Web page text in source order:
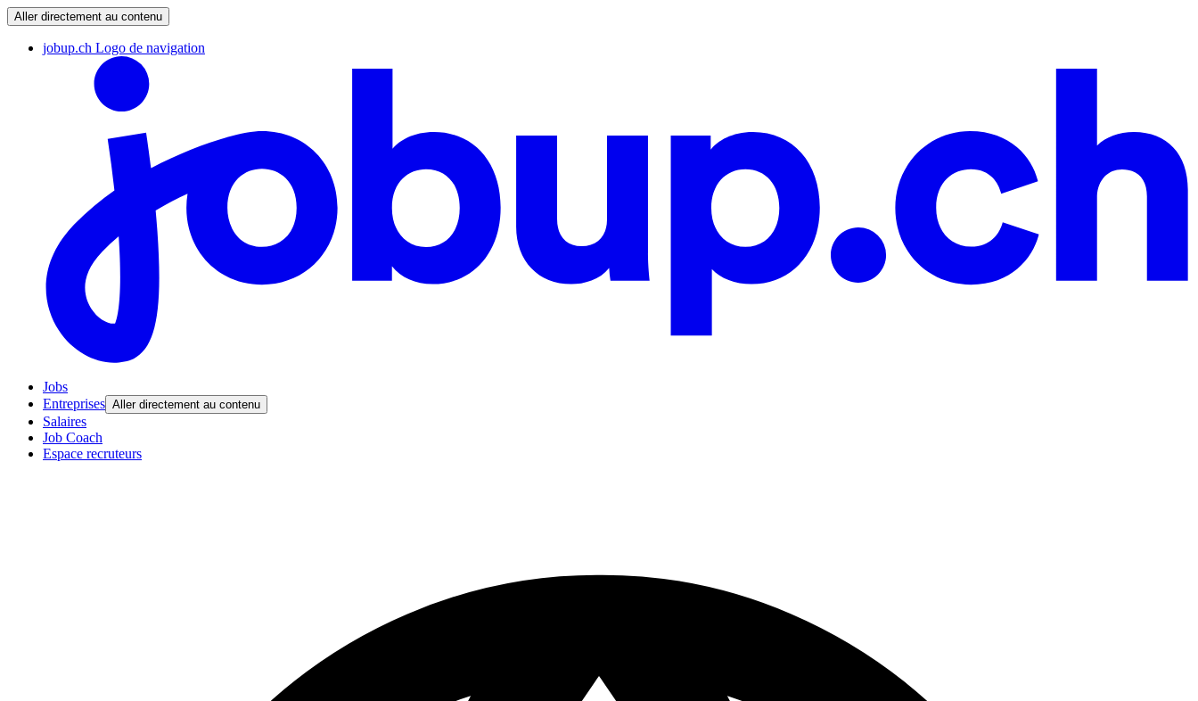
Aller directement au contenu
jobup.ch Logo de navigation
Jobs
Entreprises Aller directement au contenu
Salaires
Job Coach
Espace recruteurs